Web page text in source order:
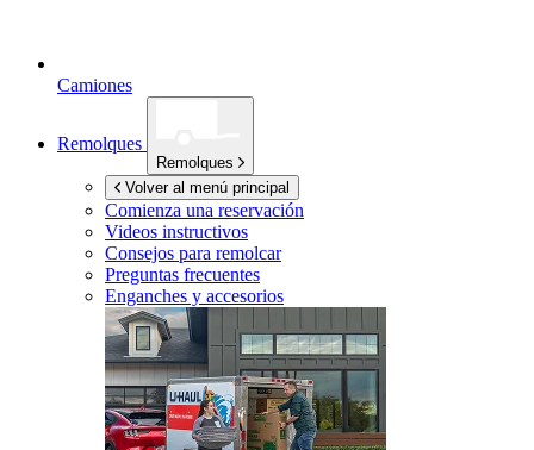
Camiones
Remolques
Remolques
Volver al menú principal
Comienza una reservación
Videos instructivos
Consejos para remolcar
Preguntas frecuentes
Enganches y accesorios